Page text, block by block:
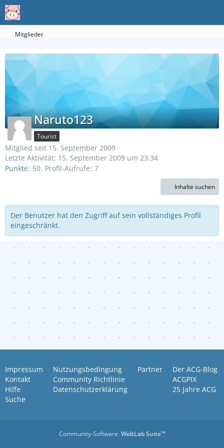
Mitglieder
Naruto123
Tourist
Mitglied seit 15. September 2009
Letzte Aktivität: 15. September 2009 um 23:34
Punkte 50 Profil-Aufrufe 7
Inhalte suchen
Der Benutzer hat den Zugriff auf sein vollständiges Profil
eingeschränkt.
Impressum
Kontakt
Hilfe
Suche
Nutzungsbedingung
Community Richtlinie
Datenschutzerklärung
Partner
Der ACG-Blog
ACGPIX
25 Jahre ACG
Community-Software:WoltLab Suite™